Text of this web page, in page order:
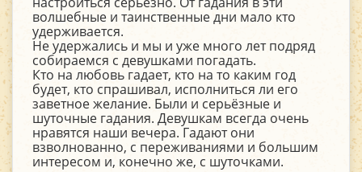
волшебные и таинственные дни мало кто
удерживается.
Не удержались и мы и уже много лет подряд
собираемся с девушками погадать.
Кто на любовь гадает, кто на то каким год
будет, кто спрашивал, исполниться ли его
заветное желание. Были и серьёзные и
шуточные гадания. Девушкам всегда очень
нравятся наши вечера. Гадают они
взволнованно, с переживаниями и большим
интересом и, конечно же, с шуточками.